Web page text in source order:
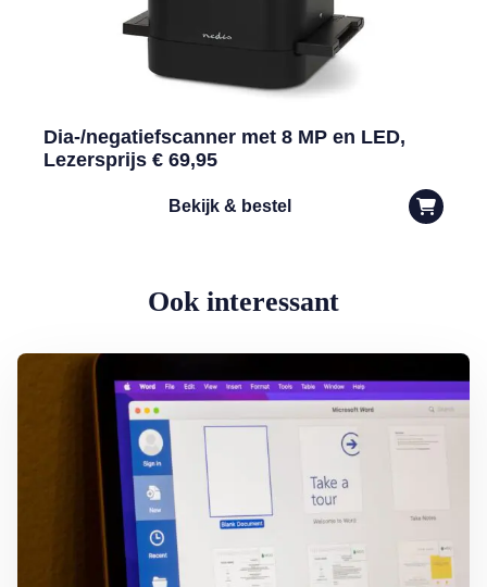
Dia-/negatiefscanner met 8 MP en LED,
Lezersprijs € 69,95
Bekijk & bestel
Ook interessant
Lees meer over Word-document printen zonder (of met)